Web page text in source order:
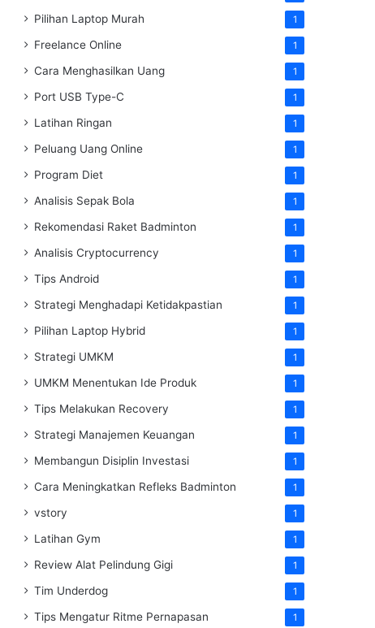
Pilihan Laptop Murah 1
Freelance Online 1
Cara Menghasilkan Uang 1
Port USB Type-C 1
Latihan Ringan 1
Peluang Uang Online 1
Program Diet 1
Analisis Sepak Bola 1
Rekomendasi Raket Badminton 1
Analisis Cryptocurrency 1
Tips Android 1
Strategi Menghadapi Ketidakpastian 1
Pilihan Laptop Hybrid 1
Strategi UMKM 1
UMKM Menentukan Ide Produk 1
Tips Melakukan Recovery 1
Strategi Manajemen Keuangan 1
Membangun Disiplin Investasi 1
Cara Meningkatkan Refleks Badminton 1
vstory 1
Latihan Gym 1
Review Alat Pelindung Gigi 1
Tim Underdog 1
Tips Mengatur Ritme Pernapasan 1